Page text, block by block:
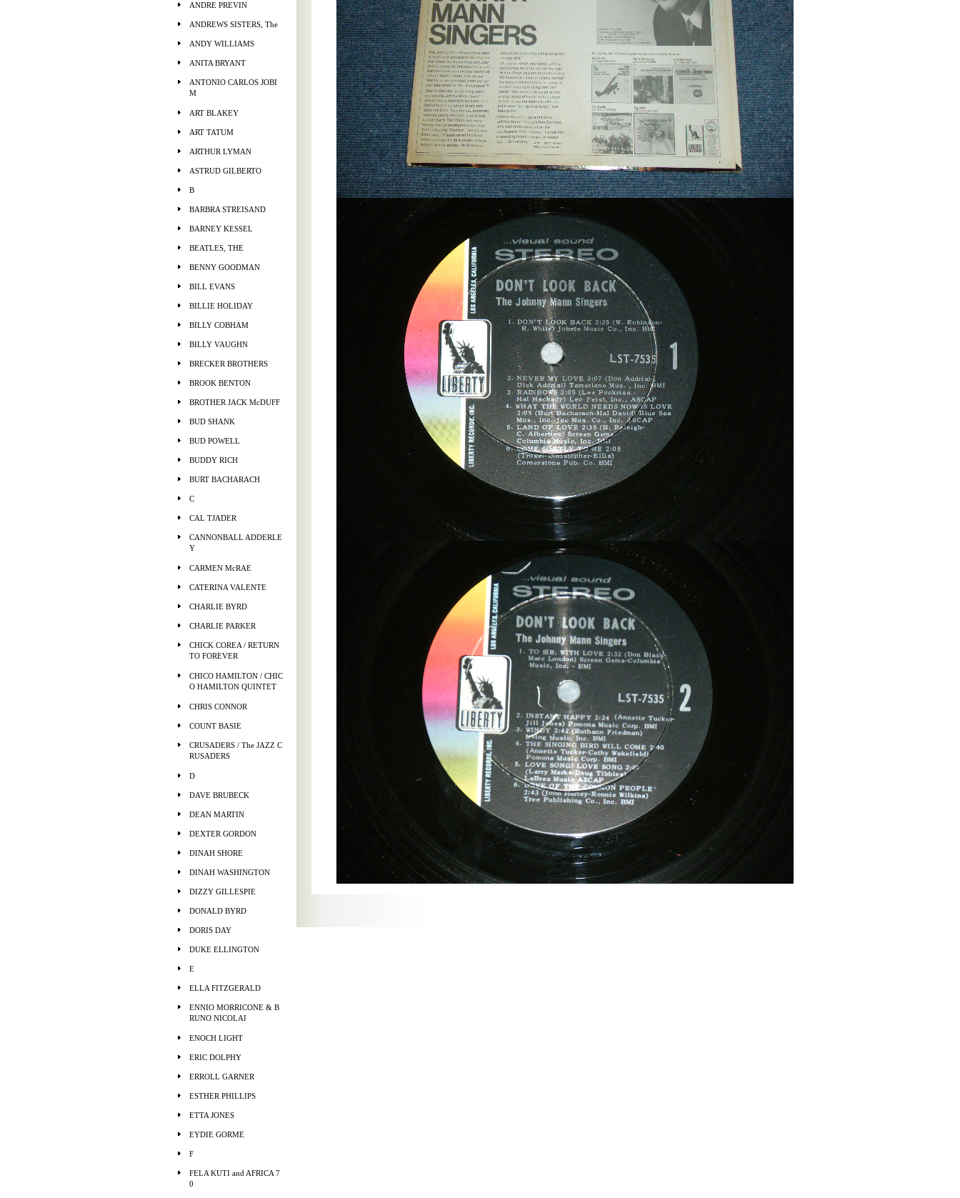
ANDRE PREVIN
ANDREWS SISTERS, The
ANDY WILLIAMS
ANITA BRYANT
ANTONIO CARLOS JOBI
M
ART BLAKEY
ART TATUM
ARTHUR LYMAN
ASTRUD GILBERTO
B
BARBRA STREISAND
BARNEY KESSEL
BEATLES, THE
BENNY GOODMAN
BILL EVANS
BILLIE HOLIDAY
BILLY COBHAM
BILLY VAUGHN
BRECKER BROTHERS
BROOK BENTON
BROTHER JACK McDUFF
BUD SHANK
BUD POWELL
BUDDY RICH
BURT BACHARACH
C
CAL TJADER
CANNONBALL ADDERLE
Y
CARMEN McRAE
CATERINA VALENTE
CHARLIE BYRD
CHARLIE PARKER
CHICK COREA / RETURN
TO FOREVER
CHICO HAMILTON / CHIC
O HAMILTON QUINTET
CHRIS CONNOR
COUNT BASIE
CRUSADERS / The JAZZ C
RUSADERS
D
DAVE BRUBECK
DEAN MARTIN
DEXTER GORDON
DINAH SHORE
DINAH WASHINGTON
DIZZY GILLESPIE
DONALD BYRD
DORIS DAY
DUKE ELLINGTON
E
ELLA FITZGERALD
ENNIO MORRICONE & B
RUNO NICOLAI
ENOCH LIGHT
ERIC DOLPHY
ERROLL GARNER
ESTHER PHILLIPS
ETTA JONES
EYDIE GORME
F
FELA KUTI and AFRICA 7
0